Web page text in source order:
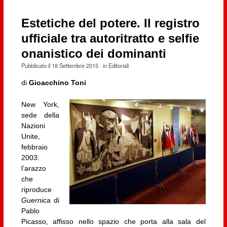
Estetiche del potere. Il registro
ufficiale tra autoritratto e selfie
onanistico dei dominanti
Pubblicato il 18 Settembre 2015· in Editoriali·
di Gioacchino Toni
New York,
sede della
Nazioni
Unite,
febbraio
2003:
l’arazzo
che
riproduce
Guernica di
Pablo
Picasso, affisso nello spazio che porta alla sala del